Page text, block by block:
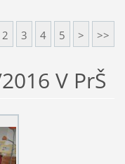
2 3 4 5 > >>
V PrŠ